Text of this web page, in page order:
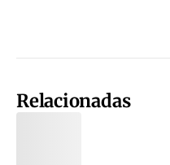
Relacionadas